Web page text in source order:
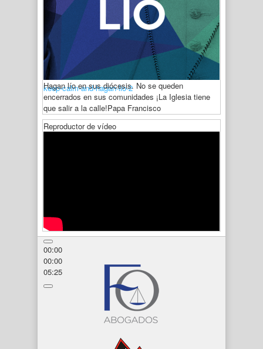
keep-calm-and-hagan-lio-2
Hagan lío en sus diócesis. No se queden
encerrados en sus comunidades ¡La Iglesia tiene
que salir a la calle!Papa Francisco
Reproductor de vídeo
00:00
00:00
05:25